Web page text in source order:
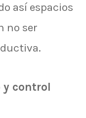
así espacios
no ser
y control